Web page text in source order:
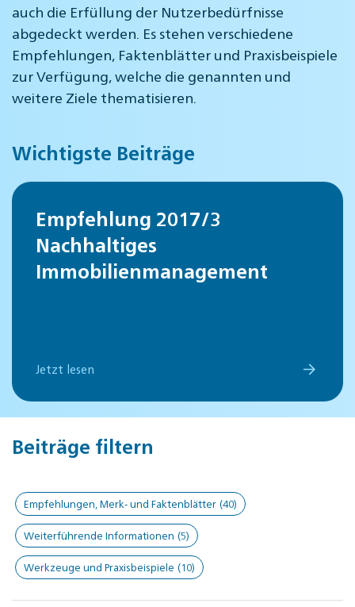
auch die Erfüllung der Nutzerbedürfnisse
abgedeckt werden. Es stehen verschiedene
Empfehlungen, Faktenblätter und Praxisbeispiele
zur Verfügung, welche die genannten und
weitere Ziele thematisieren.
Wichtigste Beiträge
Empfehlung 2017/3
Nachhaltiges
Immobilienmanagement
Jetzt lesen
Beiträge filtern
Empfehlungen, Merk- und Faktenblätter (40)
Weiterführende Informationen (5)
Werkzeuge und Praxisbeispiele (10)